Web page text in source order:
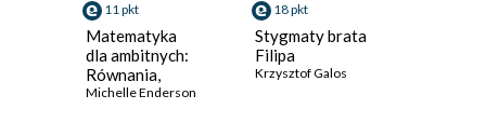
11 pkt
Matematyka
dla ambitnych:
Równania,
geometria,
Michelle Enderson
18 pkt
Stygmaty brata
Filipa
Krzysztof Galos